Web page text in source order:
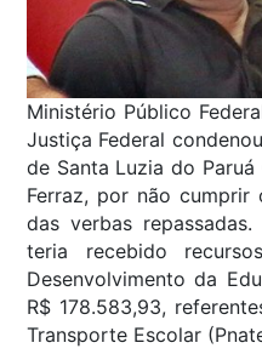
Ministério Público
Justiça Federal
de Santa Luzia do
Ferraz, por não
das verbas
teria recebido
Desenvolvimento da
R$ 178.583,93,
Transporte Escolar